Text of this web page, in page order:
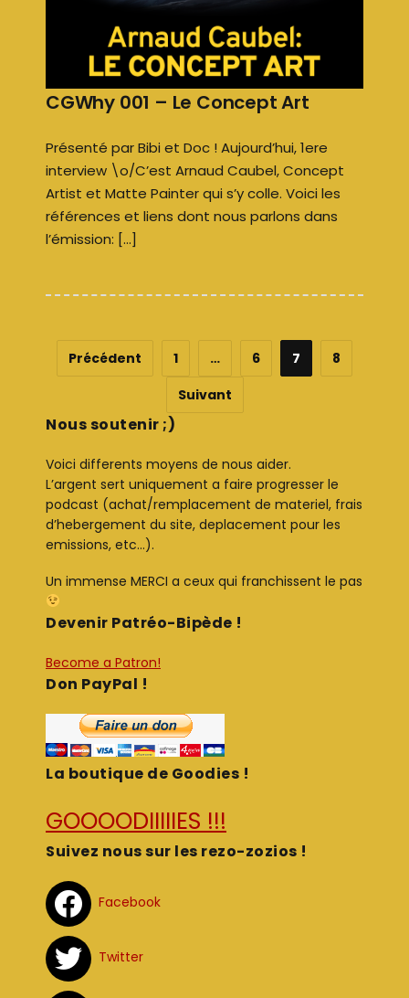
CGWhy 001 – Le Concept Art
Présenté par Bibi et Doc ! Aujourd’hui, 1ere
interview \o/C’est Arnaud Caubel, Concept
Artist et Matte Painter qui s’y colle. Voici les
références et liens dont nous parlons dans
l’émission: […]
Précédent 1 … 6 7
8
Suivant
Nous soutenir ;)
Voici differents moyens de nous aider.
L’argent sert uniquement a faire progresser le
podcast (achat/remplacement de materiel, frais
d’hebergement du site, deplacement pour les
emissions, etc…).
Un immense MERCI a ceux qui franchissent le pas
Devenir Patréo-Bipède !
Become a Patron!
Don PayPal !
La boutique de Goodies !
GOOOODIIIIIES !!!
Suivez nous sur les rezo-zozios !
Facebook
Twitter